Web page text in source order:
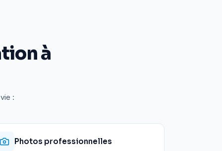
à
:
Photos professionnelles